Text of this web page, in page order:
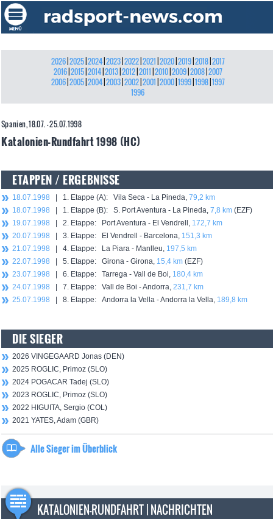
2026| 2025| 2024| 2023| 2022| 2021 2020| 2019| 2018| 2017
2016| 2015| 2014| 2013| 2012| 2011 2010| 2009| 2008| 2007
2006| 2005| 2004| 2003| 2002| 2001 2000| 1999| 1998| 1997
1996
Spanien, 18.07. - 25.07.1998
Katalonien-Rundfahrt 1998 (HC)
ETAPPEN / ERGEBNISSE
18.07.1998 | 1. Etappe (A): Vila Seca - La Pineda, 79,2 km
18.07.1998 | 1. Etappe (B): S. Port Aventura - La Pineda, 7,8 km (EZF)
19.07.1998 | 2. Etappe: Port Aventura - El Vendrell, 172,7 km
20.07.1998 | 3. Etappe: El Vendrell - Barcelona, 151,3 km
21.07.1998 | 4. Etappe: La Piara - Manlleu, 197,5 km
22.07.1998 | 5. Etappe: Girona - Girona, 15,4 km (EZF)
23.07.1998 | 6. Etappe: Tarrega - Vall de Boi, 180,4 km
24.07.1998 | 7. Etappe: Vall de Boi - Andorra, 231,7 km
25.07.1998 | 8. Etappe: Andorra la Vella - Andorra la Vella, 189,8 km
DIE SIEGER
2026 VINGEGAARD Jonas (DEN)
2025 ROGLIC, Primoz (SLO)
2024 POGACAR Tadej (SLO)
2023 ROGLIC, Primoz (SLO)
2022 HIGUITA, Sergio (COL)
2021 YATES, Adam (GBR)
Alle Sieger im Überblick
KATALONIEN-RUNDFAHRT | NACHRICHTEN